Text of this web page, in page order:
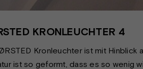
KRONLEUCHTER 4
Kronleuchter ist mit Hinblick
ist so geformt, dass es so wenig